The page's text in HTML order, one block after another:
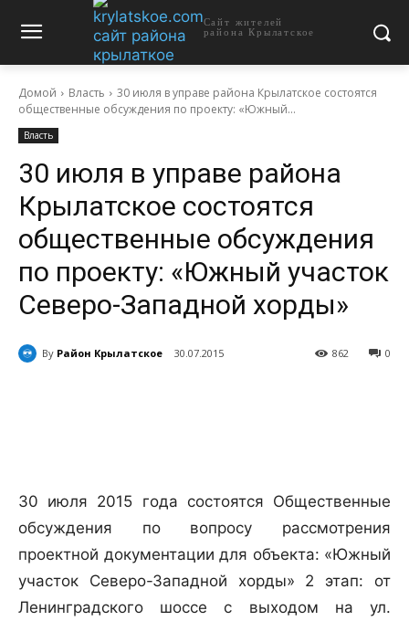
Сайт жителей
района Крылатское
Домой Власть
30 июля в управе района Крылатское состоятся
общественные обсуждения по проекту: «Южный...
Власть
30 июля в управе района
Крылатское состоятся
общественные обсуждения
по проекту: «Южный участок
Северо-Западной хорды»
By Район Крылатское 30.07.2015 0
862
30 июля 2015 года состоятся Общественные
обсуждения по вопросу рассмотрения
проектной документации для объекта: «Южный
участок Северо-Западной хорды» 2 этап: от
Ленинградского шоссе с выходом на ул.